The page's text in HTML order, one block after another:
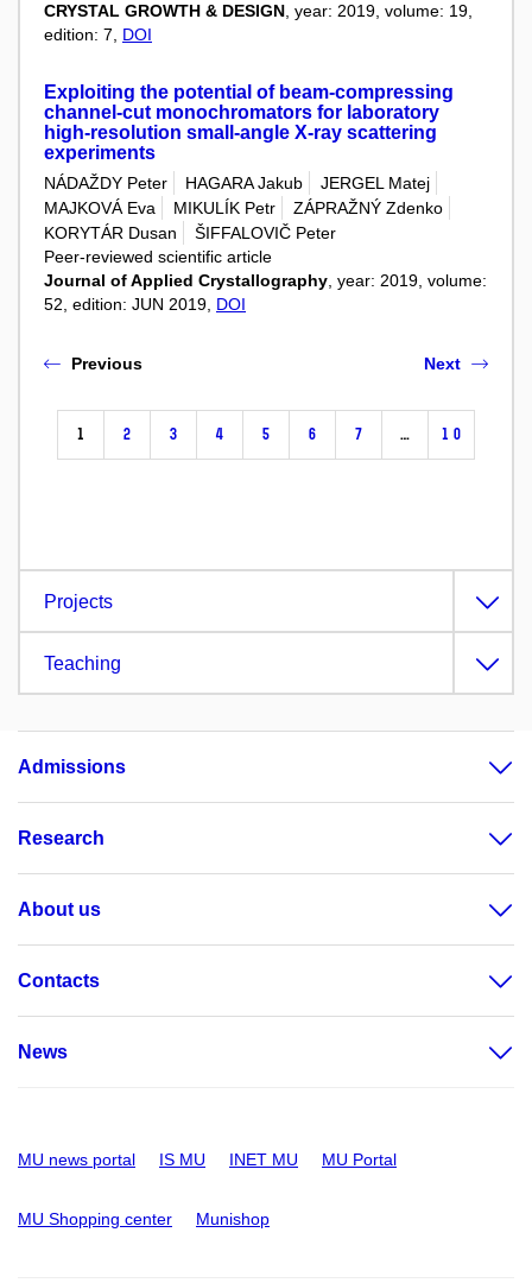
CRYSTAL GROWTH & DESIGN, year: 2019, volume: 19,
edition: 7, DOI
Exploiting the potential of beam-compressing
channel-cut monochromators for laboratory
high-resolution small-angle X-ray scattering
experiments
NÁDAŽDY Peter HAGARA Jakub
JERGEL Matej
MAJKOVÁ Eva
MIKULÍK Petr
ZÁPRAŽNÝ Zdenko
KORYTÁR Dusan
ŠIFFALOVIČ Peter
Peer-reviewed scientific article
Journal of Applied Crystallography, year: 2019, volume:
52, edition: JUN 2019, DOI
Previous
1 2 3 4 5 6 7 … 10
Next
Projects
Teaching
Admissions
Research
About us
Contacts
News
MU news portal IS MU INET MU MU Portal
MU Shopping center Munishop